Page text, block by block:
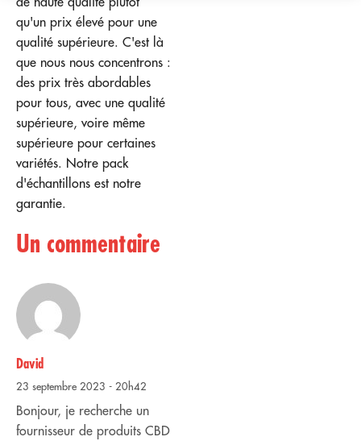
qu'un prix élevé pour une
qualité supérieure. C'est là
que nous nous concentrons :
des prix très abordables
pour tous, avec une qualité
supérieure, voire même
supérieure pour certaines
variétés. Notre pack
d'échantillons est notre
garantie.
Un commentaire
David
23 septembre 2023 - 20h42
Bonjour, je recherche un
fournisseur de produits CBD